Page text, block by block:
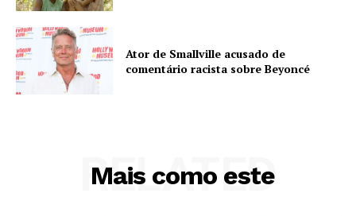
Ator de Smallville acusado de
comentário racista sobre Beyoncé
Mais como este
RELATED